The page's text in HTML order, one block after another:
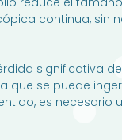
continua, sin
significativa
se puede
es necesario